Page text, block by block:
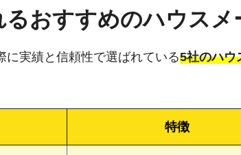
おすすめのハウスメ
に実績と信頼性で選ばれている5社のハウ
特徴